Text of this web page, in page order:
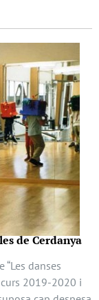
de Cerdanya
danses
curs 2019-2020 i